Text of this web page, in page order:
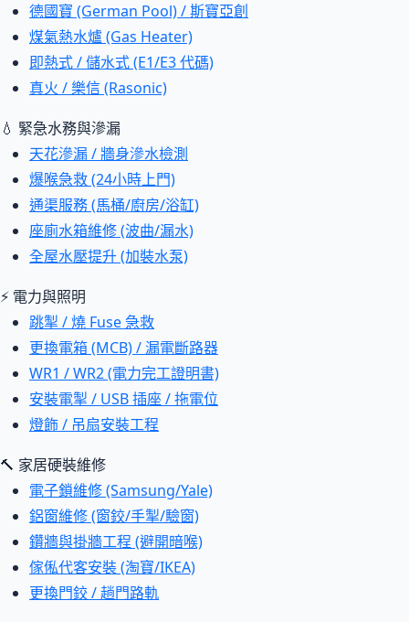
德國寶 (German Pool) / 斯寶亞創
煤氣熱水爐 (Gas Heater)
即熱式 / 儲水式 (E1/E3 代碼)
真火 / 樂信 (Rasonic)
💧 緊急水務與滲漏
天花滲漏 / 牆身滲水檢測
爆喉急救 (24小時上門)
通渠服務 (馬桶/廚房/浴缸)
座廁水箱維修 (波曲/漏水)
全屋水壓提升 (加裝水泵)
⚡ 電力與照明
跳掣 / 燒 Fuse 急救
更換電箱 (MCB) / 漏電斷路器
WR1 / WR2 (電力完工證明書)
安裝電掣 / USB 插座 / 拖電位
燈飾 / 吊扇安裝工程
🔨 家居硬裝維修
電子鎖維修 (Samsung/Yale)
鋁窗維修 (窗鉸/手掣/驗窗)
鑽牆與掛牆工程 (避開暗喉)
傢俬代客安裝 (淘寶/IKEA)
更換門鉸 / 趟門路軌